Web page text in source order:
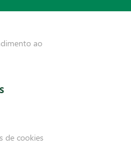
ao
de cookies